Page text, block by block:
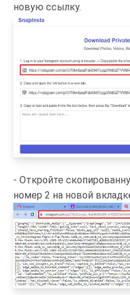
новую ссылку.
- Откройте
номер 2 на новой